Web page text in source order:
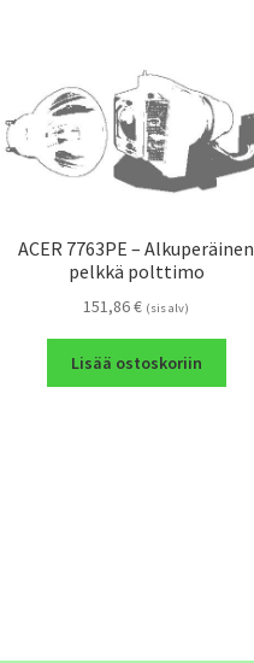
ACER 7763PE – Alkuperäinen
pelkkä polttimo
151,86€ (sis alv)
Lisää ostoskoriin